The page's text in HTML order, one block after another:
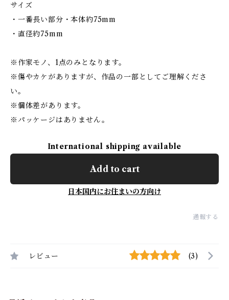
サイズ
・一番長い部分・本体約75mm
・直径約75mm
※作家モノ、1点のみとなります。
※傷やカケがありますが、作品の一部としてご理解くださ
い。
※個体差があります。
※パッケージはありません。
International shipping available
Add to cart
日本国内にお住まいの方向け
通報する
レビュー (3)